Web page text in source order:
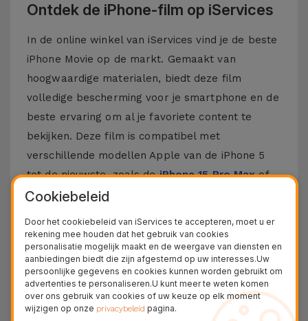
Ontdek de iPhone-film op iServices
In de online winkel van iServices vind je de beste
iPhone Movie op de markt. Gemaakt van
hoogwaardige materialen, biedt deze film
volledige bescherming voor je smartphone en de
beste ervaring om al je favoriete content te
bekijken. Deze film is compatibel met
verschillende modellen Apple van de iPhone 5
tot de nieuwste, zoals deiPhone 15 Pro Maxof
deiPhone 16.
Hoe zet je een iPhone Film op?
Het is vrij eenvoudig om een film op je iPhone te
plaatsen. Bij iServices zijn onzeglasfilmsvoor
iPhone hebben ze een kit die dit proces nog
makkelijker maakt.
Cookiebeleid
Door het cookiebeleid van iServices te accepteren, moet u er
rekening mee houden dat het gebruik van cookies
personalisatie mogelijk maakt en de weergave van diensten en
aanbiedingen biedt die zijn afgestemd op uw interesses.Uw
persoonlijke gegevens en cookies kunnen worden gebruikt om
advertenties te personaliseren.U kunt meer te weten komen
over ons gebruik van cookies of uw keuze op elk moment
wijzigen op onze privacybeleid pagina.